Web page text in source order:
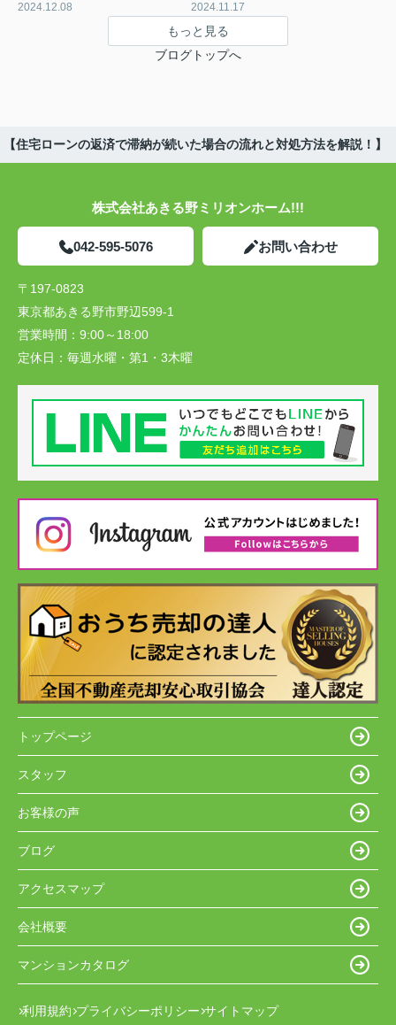
2024.12.08 2024.11.17
もっと見る
ブログトップへ
【住宅ローンの返済で滞納が続いた場合の流れと対処方法を解説！】
株式会社あきる野ミリオンホーム!!!
042-595-5076 お問い合わせ
〒197-0823
東京都あきる野市野辺599-1
営業時間： 9:00～18:00
定休日： 毎週水曜・第1・3木曜
トップページ
スタッフ
お客様の声
ブログ
アクセスマップ
会社概要
マンションカタログ
利用規約 プライバシーポリシー サイトマップ